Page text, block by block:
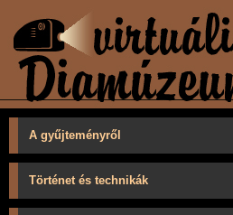
A gyűjteményről
Történet és technikák